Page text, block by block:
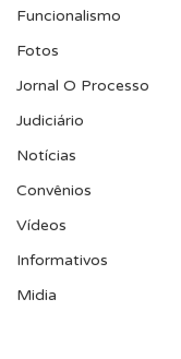
Funcionalismo
Fotos
Jornal O Processo
Judiciário
Notícias
Convênios
Vídeos
Informativos
Midia